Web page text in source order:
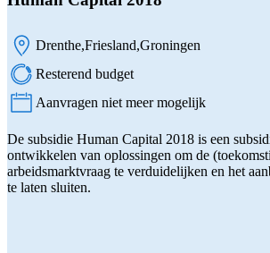
Locatie:
Drenthe Friesland Groningen
Resterend budget
Status:
Aanvragen niet meer mogelijk
De subsidie Human Capital 2018 is een
ontwikkelen van oplossingen om de
arbeidsmarktvraag te verduidelijken en het
te laten sluiten.